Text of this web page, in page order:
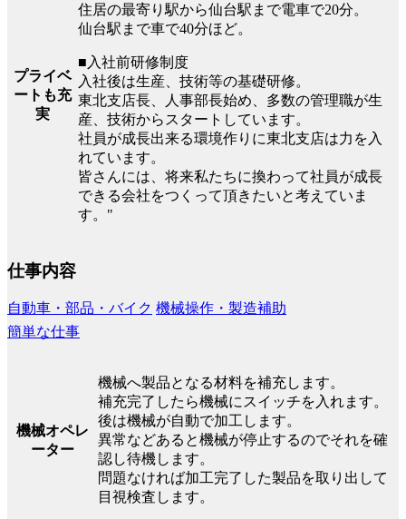
プライベ
ートも充
実
住居の最寄り駅から仙台駅まで電車で20分。
仙台駅まで車で40分ほど。
■入社前研修制度
入社後は生産、技術等の基礎研修。
東北支店長、人事部長始め、多数の管理職が生
産、技術からスタートしています。
社員が成長出来る環境作りに東北支店は力を入
れています。
皆さんには、将来私たちに換わって社員が成長
できる会社をつくって頂きたいと考えていま
す。"
仕事内容
自動車・部品・バイク 機械操作・製造補助
簡単な仕事
機械オペレ
ーター
機械へ製品となる材料を補充します。
補充完了したら機械にスイッチを入れます。
後は機械が自動で加工します。
異常などあると機械が停止するのでそれを確
認し待機します。
問題なければ加工完了した製品を取り出して
目視検査します。